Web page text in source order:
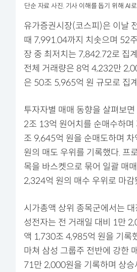
단순 자료 사진. 기사 이해를 돕기 위해 AI
유가증권시장(코스피)은 이날
때 7,991.04까지 치솟으며 52
장 중 최저치는 7,842.72로 집
전체 거래량은 8억 4,232만
은 50조 5,965억 원 규모로 집
투자자별 매매 동향을 살펴보
2조 13억 원어치를 순매수하며
조 9,645억 원을 순매도하며
원의 매도 우위를 기록했다. 프
목을 바스켓으로 묶어 일괄 매
2,324억 원의 매수 우위로 마감
시가총액 상위 종목군에서는
성전자는 전 거래일 대비 1만
액 1,730조 4,985억 원을 기록
마쳐 삼성 그룹주 전반에 강한
71만 2,000원을 기록하며 상승